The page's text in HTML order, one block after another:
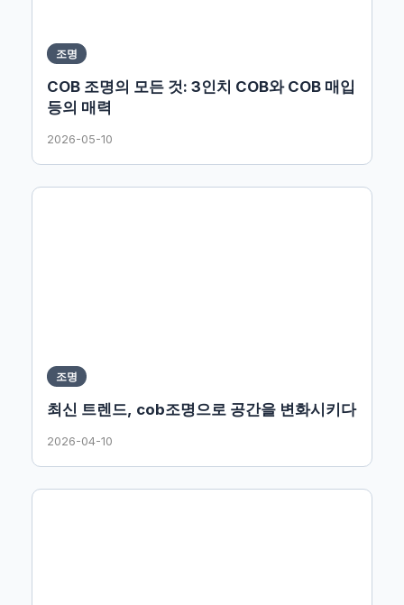
조명
COB 조명의 모든 것: 3인치 COB와 COB 매입
등의 매력
2026-05-10
조명
최신 트렌드, cob조명으로 공간을 변화시키다
2026-04-10